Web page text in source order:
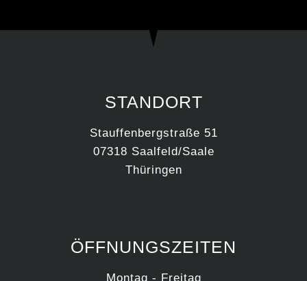
STANDORT
Stauffenbergstraße 51
07318 Saalfeld/Saale
Thüringen
ÖFFNUNGSZEITEN
Montag - Freitag